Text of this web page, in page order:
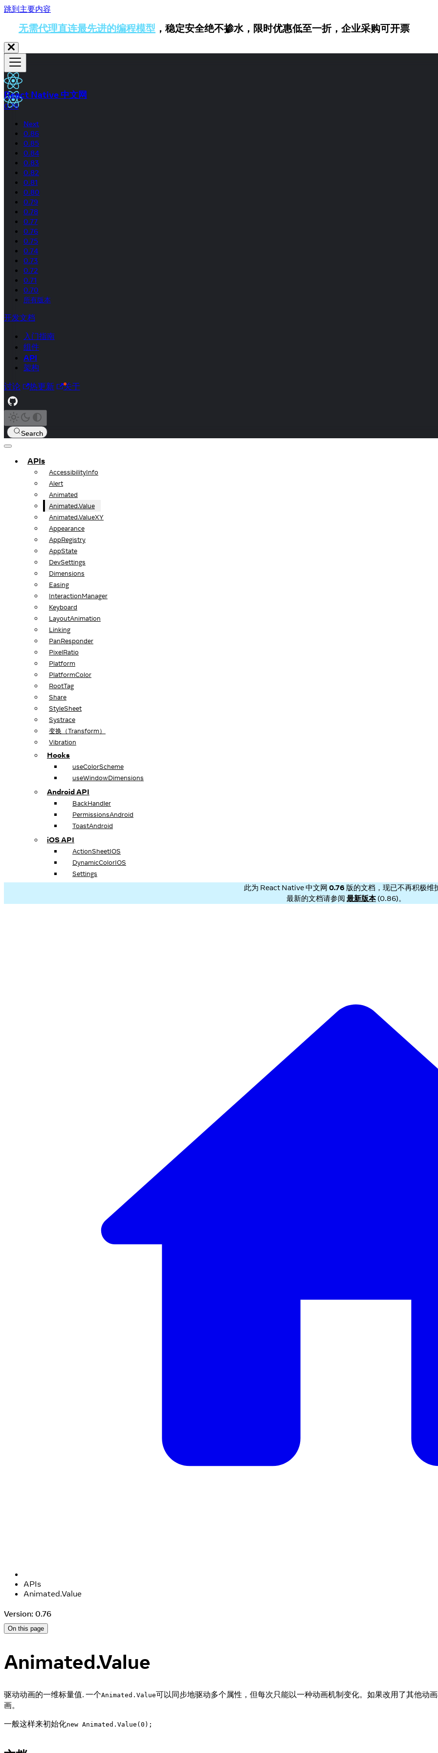
跳到主要内容
无需代理直连最先进的编程模型 ，稳定安全绝不掺水，限时优惠低至一折，企业采购可开票
React Native 中文网
0.76
Next
0.86
0.85
0.84
0.83
0.82
0.81
0.80
0.79
0.78
0.77
0.76
0.75
0.74
0.73
0.72
0.71
0.70
所有版本
开发文档
入门指南
组件
API
架构
讨论 热更新 关于
Search
APIs
AccessibilityInfo
Alert
Animated
Animated.Value
Animated.ValueXY
Appearance
AppRegistry
AppState
DevSettings
Dimensions
Easing
InteractionManager
Keyboard
LayoutAnimation
Linking
PanResponder
PixelRatio
Platform
PlatformColor
RootTag
Share
StyleSheet
Systrace
变换（Transform）
Vibration
Hooks
useColorScheme
useWindowDimensions
Android API
BackHandler
PermissionsAndroid
ToastAndroid
iOS API
ActionSheetIOS
DynamicColorIOS
Settings
此为 React Native 中文网 0.76 版的文档，现已不再积极维
最新的文档请参阅 最新版本(0.86)。
APIs
Animated.Value
Version: 0.76
On this page
Animated.Value
驱动动画的一维标量值. 一个Animated.Value可以同步地驱动多个属性，但每次只能以一种动画机制变化。如果改用了其他动
画。
一般这样来初始化new Animated.Value(0);